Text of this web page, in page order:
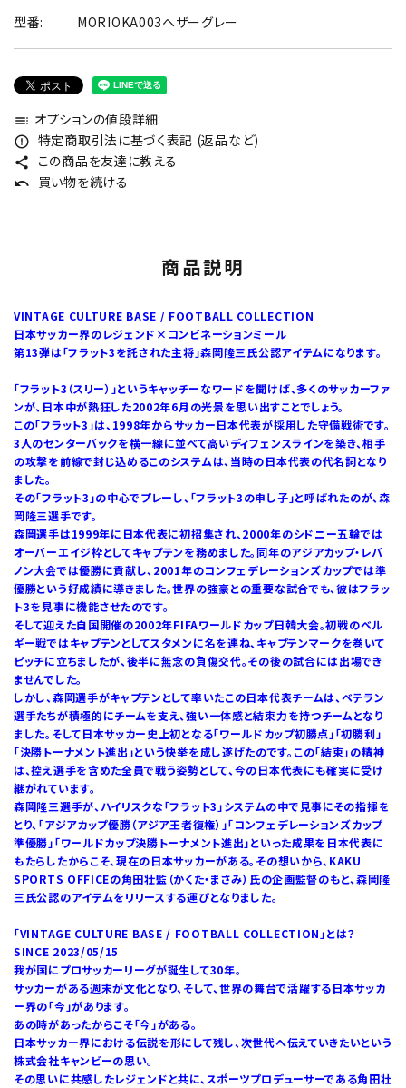
型番: MORIOKA003ヘザーグレー
toc オプションの値段詳細
error_outline 特定商取引法に基づく表記 (返品など)
share この商品を友達に教える
undo 買い物を続ける
商品説明
VINTAGE CULTURE BASE / FOOTBALL COLLECTION
日本サッカー界のレジェンド×コンビネーションミール
第13弾は「フラット3を託された主将」森岡隆三氏公認アイテムになります。
「フラット3（スリー）」というキャッチーなワードを聞けば、多くのサッカーファ
ンが、日本中が熱狂した2002年6月の光景を思い出すことでしょう。
この「フラット3」は、1998年からサッカー日本代表が採用した守備戦術です。
3人のセンターバックを横一線に並べて高いディフェンスラインを築き、相手
の攻撃を前線で封じ込めるこのシステムは、当時の日本代表の代名詞となり
ました。
その「フラット3」の中心でプレーし、「フラット3の申し子」と呼ばれたのが、森
岡隆三選手です。
森岡選手は1999年に日本代表に初招集され、2000年のシドニー五輪では
オーバーエイジ枠としてキャプテンを務めました。同年のアジアカップ・レバ
ノン大会では優勝に貢献し、2001年のコンフェデレーションズカップでは準
優勝という好成績に導きました。世界の強豪との重要な試合でも、彼はフラッ
ト3を見事に機能させたのです。
そして迎えた自国開催の2002年FIFAワールドカップ日韓大会。初戦のベル
ギー戦ではキャプテンとしてスタメンに名を連ね、キャプテンマークを巻いて
ピッチに立ちましたが、後半に無念の負傷交代。その後の試合には出場でき
ませんでした。
しかし、森岡選手がキャプテンとして率いたこの日本代表チームは、ベテラン
選手たちが積極的にチームを支え、強い一体感と結束力を持つチームとなり
ました。そして日本サッカー史上初となる「ワールドカップ初勝点」「初勝利」
「決勝トーナメント進出」という快挙を成し遂げたのです。この「結束」の精神
は、控え選手を含めた全員で戦う姿勢として、今の日本代表にも確実に受け
継がれています。
森岡隆三選手が、ハイリスクな「フラット3」システムの中で見事にその指揮を
とり、「アジアカップ優勝（アジア王者復権）」「コンフェデレーションズカップ
準優勝」「ワールドカップ決勝トーナメント進出」といった成果を日本代表に
もたらしたからこそ、現在の日本サッカーがある。その想いから、KAKU
SPORTS OFFICEの角田壮監（かくた・まさみ）氏の企画監督のもと、森岡隆
三氏公認のアイテムをリリースする運びとなりました。
「VINTAGE CULTURE BASE / FOOTBALL COLLECTION」とは？
SINCE 2023/05/15
我が国にプロサッカーリーグが誕生して30年。
サッカーがある週末が文化となり、そして、世界の舞台で活躍する日本サッカ
ー界の「今」があります。
あの時があったからこそ「今」がある。
日本サッカー界における伝説を形にして残し、次世代へ伝えていきたいという
株式会社キャンビーの思い。
その思いに共感したレジェンドと共に、スポーツプロデューサーである角田壮